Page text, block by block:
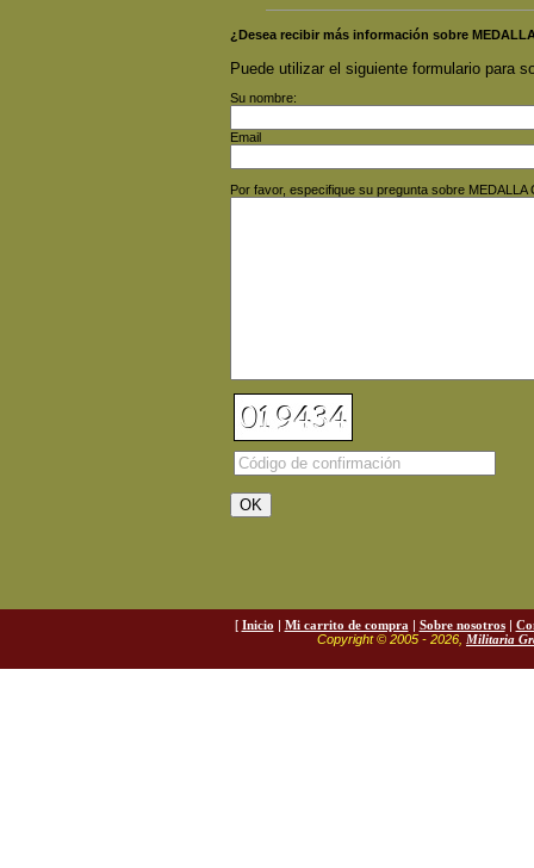
¿Desea recibir más información sobre
Puede utilizar el siguiente formulario para
Su nombre:
Email
Por favor, especifique su pregunta sobre MEDALLA
[ Inicio | Mi carrito de compra | Sobre nosotros|
Copyright © 2005 - 2026, Militaria